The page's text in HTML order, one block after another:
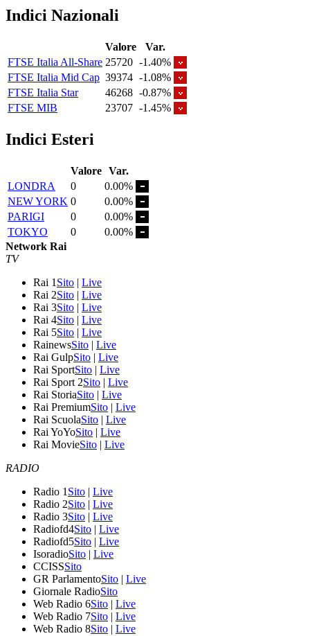
Indici Nazionali
Valore
Var.
FTSE Italia All-Share 25720 -1.40%
FTSE Italia Mid Cap 39374 -1.08%
FTSE Italia Star
46268 -0.87%
FTSE MIB
23707 -1.45%
Indici Esteri
Valore Var.
LONDRA
0
0.00%
NEW YORK 0
0.00%
PARIGI
0
0.00%
TOKYO
0
0.00%
Network Rai
TV
Rai 1 Sito | Live
Rai 2Sito | Live
Rai 3Sito | Live
Rai 4Sito | Live
Rai 5Sito | Live
RainewsSito | Live
Rai GulpSito | Live
Rai SportSito | Live
Rai Sport 2Sito | Live
Rai StoriaSito | Live
Rai PremiumSito | Live
Rai ScuolaSito | Live
Rai YoYoSito | Live
Rai MovieSito | Live
RADIO
Radio 1 Sito | Live
Radio 2Sito | Live
Radio 3Sito | Live
Radiofd4Sito | Live
Radiofd5Sito | Live
IsoradioSito | Live
CCISSSito
GR ParlamentoSito | Live
Giornale RadioSito
Web Radio 6Sito | Live
Web Radio 7Sito | Live
Web Radio 8Sito | Live